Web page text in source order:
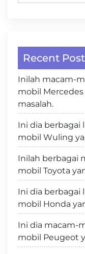
Recent
Inilah macam-
mobil
masalah.
Ini dia berbagai
mobil Wuling
Inilah berbagai
mobil Toyota
Ini dia berbagai
mobil Honda
Ini dia macam-
mobil Peugeot